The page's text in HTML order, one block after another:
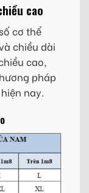
cao
cơ thể
chiều dài
cao,
pháp
nay.